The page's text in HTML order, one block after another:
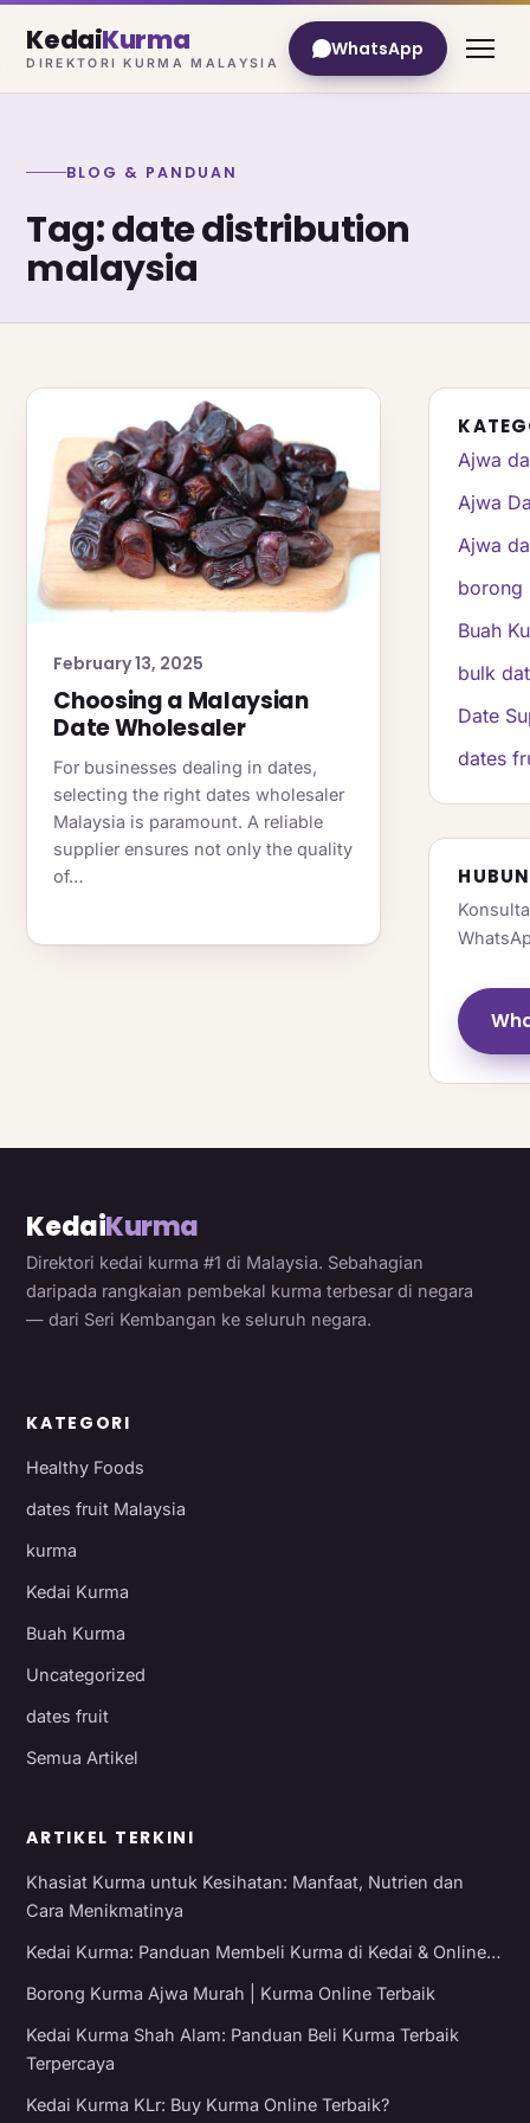
KedaiKurma
DIREKTORI KURMA MALAYSIA
WhatsApp
BLOG & PANDUAN
Tag: date distribution
malaysia
February 13, 2025
Choosing a Malaysian
Date Wholesaler
For businesses dealing in dates,
selecting the right dates wholesaler
Malaysia is paramount. A reliable
supplier ensures not only the quality
of…
Ajwa
Ajwa
Ajwa
borong
Buah
bulk
Date
dates
KedaiKurma
Direktori kedai kurma #1 di Malaysia. Sebahagian
daripada rangkaian pembekal kurma terbesar di negara
— dari Seri Kembangan ke seluruh negara.
KATEGORI
Healthy Foods
dates fruit Malaysia
kurma
Kedai Kurma
Buah Kurma
Uncategorized
dates fruit
Semua Artikel
ARTIKEL TERKINI
Khasiat Kurma untuk Kesihatan: Manfaat, Nutrien dan
Cara Menikmatinya
Kedai Kurma: Panduan Membeli Kurma di Kedai & Online…
Borong Kurma Ajwa Murah | Kurma Online Terbaik
Kedai Kurma Shah Alam: Panduan Beli Kurma Terbaik
Terpercaya
Kedai Kurma KLr: Buy Kurma Online Terbaik?